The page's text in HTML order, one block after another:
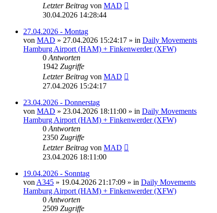
Letzter Beitrag von MAD
30.04.2026 14:28:44
27.04.2026 - Montag
von MAD » 27.04.2026 15:24:17 » in Daily Movements
Hamburg Airport (HAM) + Finkenwerder (XFW)
0 Antworten
1942 Zugriffe
Letzter Beitrag von MAD
27.04.2026 15:24:17
23.04.2026 - Donnerstag
von MAD » 23.04.2026 18:11:00 » in Daily Movements
Hamburg Airport (HAM) + Finkenwerder (XFW)
0 Antworten
2350 Zugriffe
Letzter Beitrag von MAD
23.04.2026 18:11:00
19.04.2026 - Sonntag
von A345 » 19.04.2026 21:17:09 » in Daily Movements
Hamburg Airport (HAM) + Finkenwerder (XFW)
0 Antworten
2509 Zugriffe